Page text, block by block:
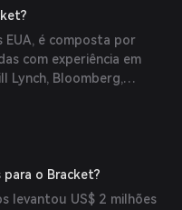
do colateral para
cofre dos ativos e
aos usuários
EUA, é composta por
com experiência em
Lynch, Bloomberg,
experiência coletiva
financeiros
o Bracket?
levantou US$ 2 milhões